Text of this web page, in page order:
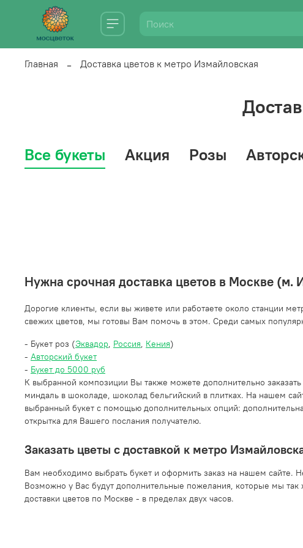
Главная Доставка цветов к метро Измайловская
Все букеты Акция Розы
Нужна срочная доставка цветов в Москве (м.
Дорогие клиенты, если вы живете или работаете около станции
свежих цветов, мы готовы Вам помочь в этом. Среди самых
- Букет роз (Эквадор, Россия, Кения)
- Авторский букет
- Букет до 5000 руб
К выбранной композиции Вы также можете дополнительно
миндаль в шоколаде, шоколад бельгийский в плитках. На нашем
выбранный букет с помощью дополнительных опций:
открытка для Вашего послания получателю.
Заказать цветы с доставкой к метро
Вам необходимо выбрать букет и оформить заказ на нашем сайте.
Возможно у Вас будут дополнительные пожелания, которые мы
доставки цветов по Москве - в пределах двух часов.